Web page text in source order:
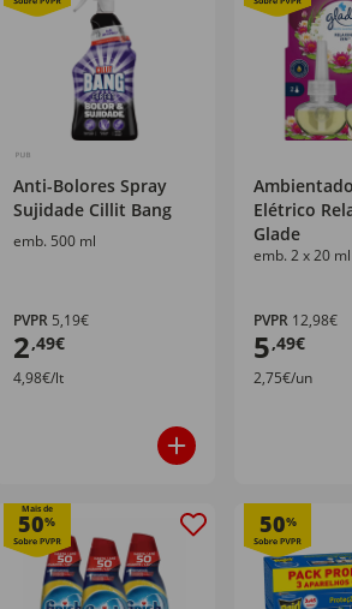
Anti-Bolores Spray
Sujidade Cillit Bang
emb. 500 ml
PVPR5,19€
2,49€
4,98€/lt
Elétrico
Glade
emb. 2 x 20 ml
PVPR 12,98€
5,49€
2,75€/un
Mais de
50% 50%